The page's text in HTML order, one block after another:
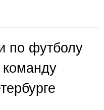
по футболу